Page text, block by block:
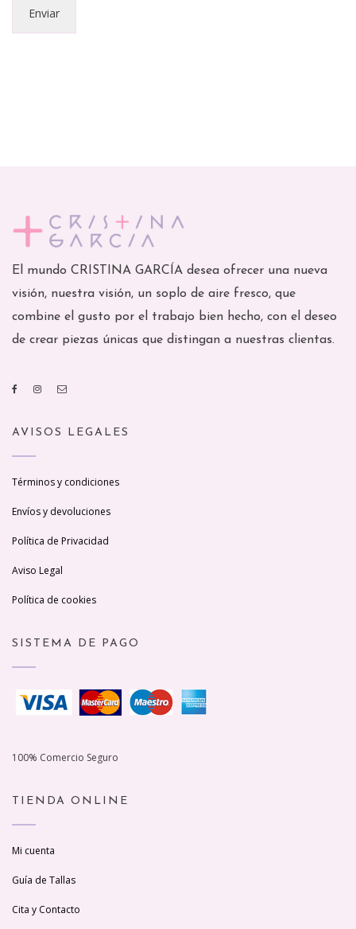
El mundo CRISTINA GARCÍA desea ofrecer una nueva
visión, nuestra visión, un soplo de aire fresco, que
combine el gusto por el trabajo bien hecho, con el deseo
de crear piezas únicas que distingan a nuestras clientas.
AVISOS LEGALES
Términos y condiciones
Envíos y devoluciones
Política de Privacidad
Aviso Legal
Política de cookies
SISTEMA DE PAGO
100% Comercio Seguro
TIENDA ONLINE
Mi cuenta
Guía de Tallas
Cita y Contacto